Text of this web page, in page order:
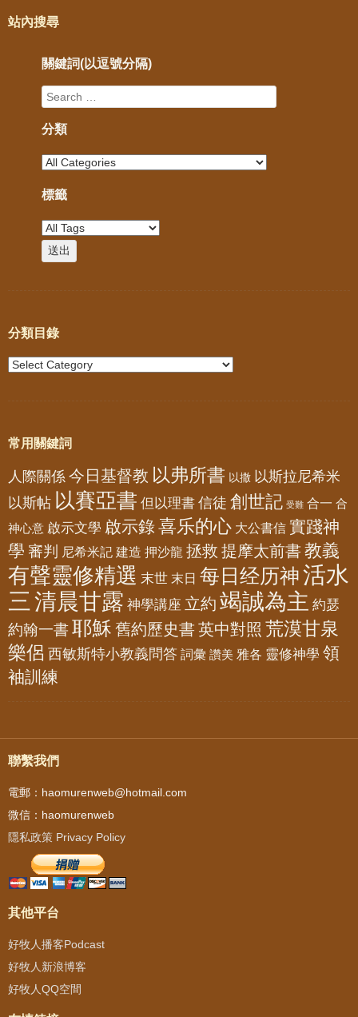
站內搜尋
關鍵詞(以逗號分隔)
分類
標籤
分類目錄
常用關鍵詞
人際關係 今日基督教 以弗所書 以撒 以斯拉尼希米
以斯帖 以賽亞書 但以理書 信徒 創世記 受難 合一 合
神心意 啟示文學 啟示錄喜乐的心 大公書信 實踐神
學 審判 尼希米記 建造 押沙龍 拯救 提摩太前書 教義
有聲靈修精選 末世 末日 每日经历神活水
三 清晨甘露 神學講座 立約 竭誠為主 約瑟
約翰一書耶穌 舊約歷史書 英中對照 荒漠甘泉
樂侶 西敏斯特小教義問答 詞彙 讚美 雅各 靈修神學 領
袖訓練
聯繫我們
電郵：haomurenweb@hotmail.com
微信：haomurenweb
隱私政策 Privacy Policy
其他平台
好牧人播客Podcast
好牧人新浪博客
好牧人QQ空間